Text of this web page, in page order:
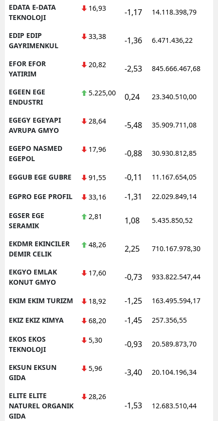
EDATA E-DATA
TEKNOLOJI
16,93 -1,17 14.118.398,79
EDIP EDIP
GAYRIMENKUL
33,38 -1,36 6.471.436,22
EFOR EFOR
YATIRIM
20,82 -2,53 845.666.467,68
EGEEN EGE
ENDUSTRI
5.225,00 0,24 23.340.510,00
EGEGY EGEYAPI
AVRUPA GMYO
28,64 -5,48 35.909.711,08
EGEPO NASMED
EGEPOL
17,96 -0,88 30.930.812,85
EGGUB EGE GUBRE 91,55 -0,11 11.167.654,05
EGPRO EGE PROFIL 33,16 -1,31 22.029.849,14
EGSER EGE
SERAMIK
2,81 1,08 5.435.850,52
EKDMR EKINCILER
DEMIR CELIK
48,26 2,25 710.167.978,30
EKGYO EMLAK
KONUT GMYO
17,60 -0,73 933.822.547,44
EKIM EKIM TURIZM 18,92 -1,25 163.495.594,17
EKIZ EKIZ KIMYA 68,20 -1,45 257.356,55
EKOS EKOS
TEKNOLOJI
5,30 -0,93 20.589.873,70
EKSUN EKSUN
GIDA
5,96 -3,40 20.104.196,34
ELITE ELITE
NATUREL ORGANIK
GIDA
28,26
-1,53 12.683.510,44